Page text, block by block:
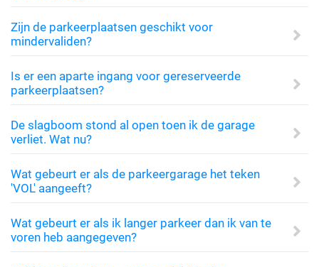
Zijn de parkeerplaatsen geschikt voor
mindervaliden?
Is er een aparte ingang voor gereserveerde
parkeerplaatsen?
De slagboom stond al open toen ik de garage
verliet. Wat nu?
Wat gebeurt er als de parkeergarage het teken
'VOL' aangeeft?
Wat gebeurt er als ik langer parkeer dan ik van te
voren heb aangegeven?